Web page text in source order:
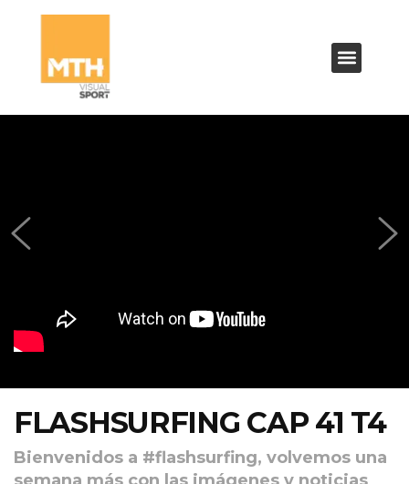
FLASHSURFING CAP 41 T4
Bienvenidos a #flashsurfing, volvemos una